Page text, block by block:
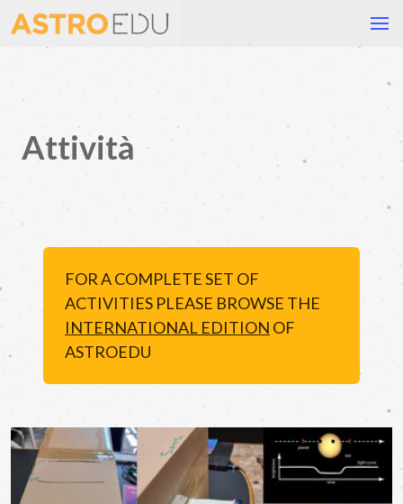
Attività
FOR A COMPLETE SET OF
ACTIVITIES PLEASE BROWSE THE
INTERNATIONAL EDITION OF
ASTROEDU